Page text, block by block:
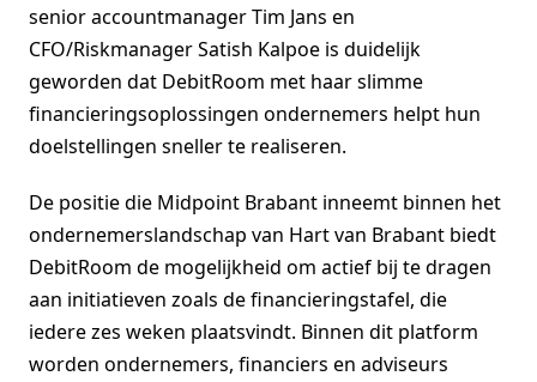
senior accountmanager Tim Jans en
CFO/Riskmanager Satish Kalpoe is duidelijk
geworden dat DebitRoom met haar slimme
financieringsoplossingen ondernemers helpt hun
doelstellingen sneller te realiseren.
De positie die Midpoint Brabant inneemt binnen het
ondernemerslandschap van Hart van Brabant biedt
DebitRoom de mogelijkheid om actief bij te dragen
aan initiatieven zoals de financieringstafel, die
iedere zes weken plaatsvindt. Binnen dit platform
worden ondernemers, financiers en adviseurs